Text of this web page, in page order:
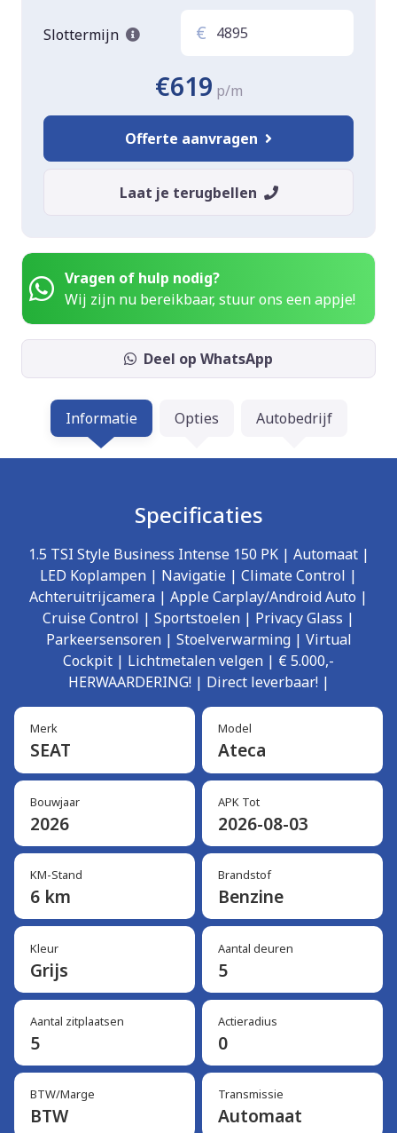
Slottermijn €
€619 p/m
Offerte aanvragen
Laat je terugbellen
Vragen of hulp nodig?
Wij zijn nu bereikbaar, stuur ons een appje!
Deel op WhatsApp
Informatie Opties Autobedrijf
Specificaties
1.5 TSI Style Business Intense 150 PK | Automaat |
LED Koplampen | Navigatie | Climate Control |
Achteruitrijcamera | Apple Carplay/Android Auto |
Cruise Control | Sportstoelen | Privacy Glass |
Parkeersensoren | Stoelverwarming | Virtual
Cockpit | Lichtmetalen velgen | € 5.000,-
HERWAARDERING! | Direct leverbaar! |
Merk
SEAT
Model
Ateca
Bouwjaar
2026
APK Tot
2026-08-03
KM-Stand
6 km
Brandstof
Benzine
Kleur
Grijs
Aantal deuren
5
Aantal zitplaatsen
5
Actieradius
0
BTW/Marge
BTW
Transmissie
Automaat